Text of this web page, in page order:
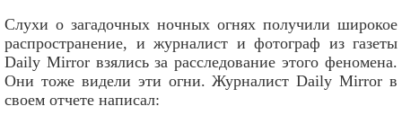
Слухи о загадочных ночных огнях получили широкое
распространение, и журналист и фотограф из газеты
Daily Mirror взялись за расследование этого феномена.
Они тоже видели эти огни. Журналист Daily Mirror в
своем отчете написал: